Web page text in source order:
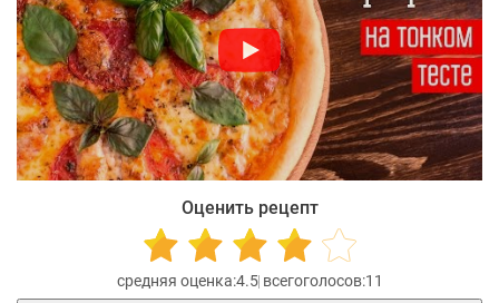
Оценить рецепт
4.5 11